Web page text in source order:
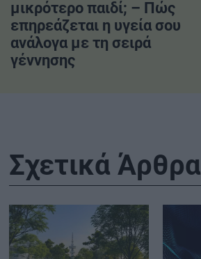
μικρότερο παιδί; – Πώς
επηρεάζεται η υγεία σου
ανάλογα με τη σειρά
γέννησης
Σχετικά Άρθρα